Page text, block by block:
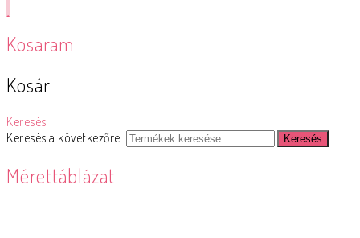
Kosaram
Kosár
Keresés
Keresés a következőre:
Keresés
Mérettáblázat